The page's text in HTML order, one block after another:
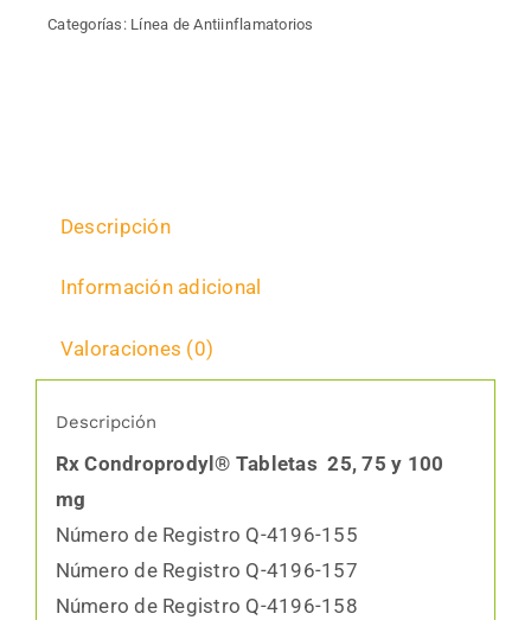
Categorías: Línea de Antiinflamatorios
Descripción
Información adicional
Valoraciones (0)
Descripción
Rx Condroprodyl® Tabletas 25, 75 y 100
mg
Número de Registro Q-4196-155
Número de Registro Q-4196-157
Número de Registro Q-4196-158